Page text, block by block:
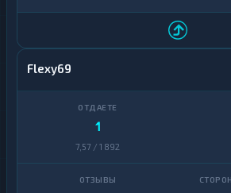
Flexy69
1
7,57 / 1 892